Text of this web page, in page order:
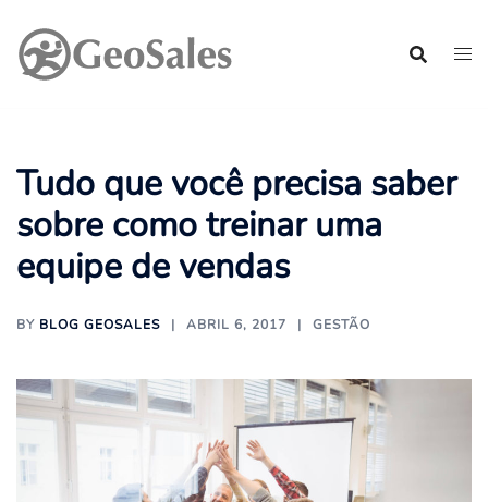
para
Tudo que você precisa saber
sobre como treinar uma
equipe de vendas
BY BLOG GEOSALES ABRIL 6, 2017 GESTÃO